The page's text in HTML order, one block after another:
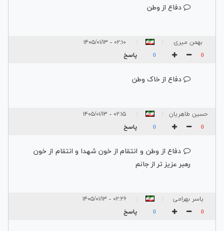
دفاع از وطن
بهمن میری ۰۲:۱۰ - ۱۴۰۵/۰۱/۱۳
0
0 پاسخ
دفاع از خاک وطن
حسین طاهریان ۰۲:۱۵ - ۱۴۰۵/۰۱/۱۳
0
0 پاسخ
دفاع از وطن و انتقام از خون شهدا و انتقام از خون
رهبر عزیز تر از جانم
یاسر بهرامی ۰۲:۲۶ - ۱۴۰۵/۰۱/۱۳
0
0 پاسخ